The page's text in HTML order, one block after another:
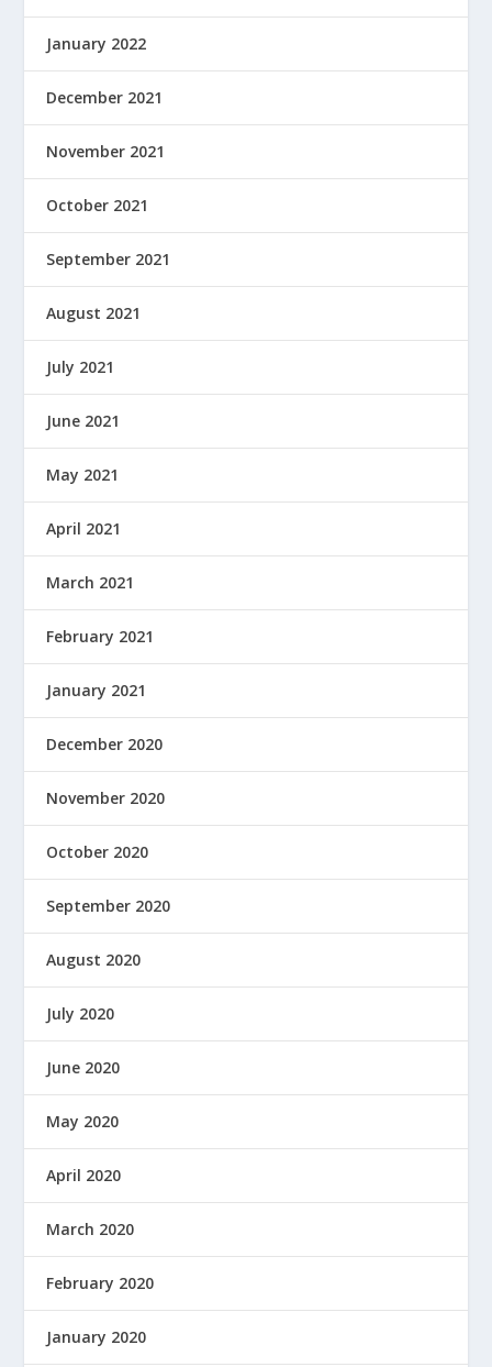
January 2022
December 2021
November 2021
October 2021
September 2021
August 2021
July 2021
June 2021
May 2021
April 2021
March 2021
February 2021
January 2021
December 2020
November 2020
October 2020
September 2020
August 2020
July 2020
June 2020
May 2020
April 2020
March 2020
February 2020
January 2020